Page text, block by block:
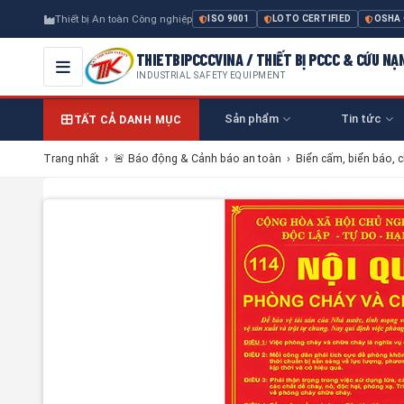
Thiết bị An toàn Công nghiệp ISO 9001 LOTO CERTIFIED OSHA
THIETBIPCCCVINA / THIẾT BỊ PCCC & CỨU
INDUSTRIAL SAFETY EQUIPMENT
TẤT CẢ DANH MỤC Sản phẩm Tin tức
Trang nhất › 🚨 Báo động & Cảnh báo an toàn › Biển cấm, biển báo,